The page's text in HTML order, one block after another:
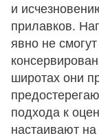
и
прилавков.
явно не
широтах они
подхода к
настаивают